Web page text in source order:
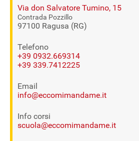
Via don Salvatore Tumino, 15
Contrada Pozzillo
97100 Ragusa (RG)
Telefono
+39 0932.669314
+39 339.7412225
Email
info@eccomimandame.it
Info corsi
scuola@eccomimandame.it